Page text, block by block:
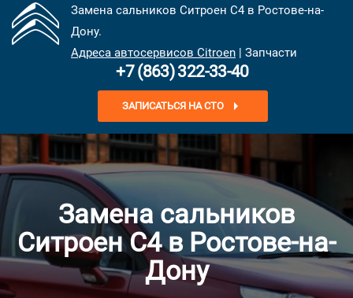
Замена сальников Ситроен С4 в Ростове-на-
Дону.
Адреса автосервисов Citroen | Запчасти
+7 (863) 322-33-40
ЗАПИСАТЬСЯ НА СТО
Замена сальников
Ситроен С4 в Ростове-на-
Дону